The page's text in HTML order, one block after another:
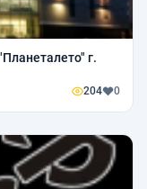
г.
204 0